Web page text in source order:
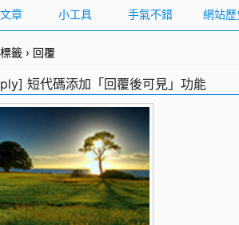
章 小工具 手氣不錯 網站歷
標籤 › 回覆
短代碼添加「回覆後可見」功能